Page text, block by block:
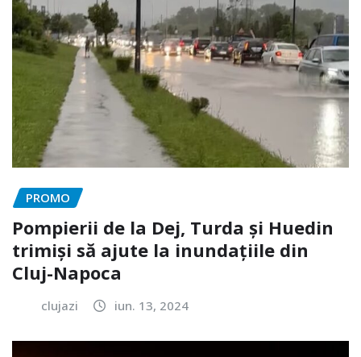
PROMO
Pompierii de la Dej, Turda și Huedin
trimiși să ajute la inundațiile din
Cluj-Napoca
clujazi iun. 13, 2024